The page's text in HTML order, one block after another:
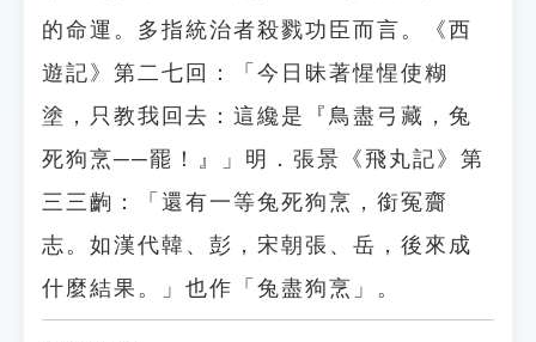
的命運。多指統治者殺戮功臣而言。《西
遊記》第二七回：「今日昧著惺惺使糊
塗，只教我回去：這纔是『鳥盡弓藏，兔
死狗烹──罷！』」明．張景《飛丸記》第
三三齣：「還有一等兔死狗烹，銜冤齎
志。如漢代韓、彭，宋朝張、岳，後來成
什麼結果。」也作「兔盡狗烹」。